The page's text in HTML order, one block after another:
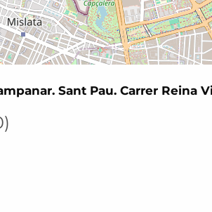
Sant Pau. Carrer Reina